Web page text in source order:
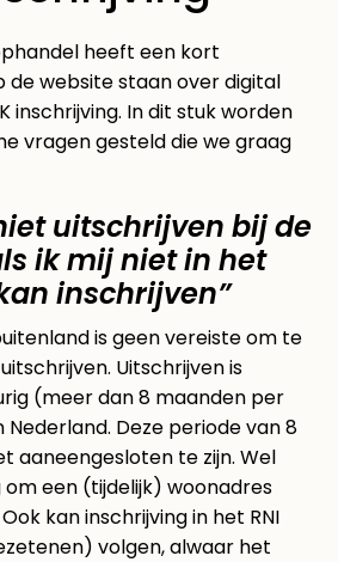
heeft een kort
website staan over digital
inschrijving. In dit stuk worden
vragen gesteld die we graag
uitschrijven bij de
ik mij niet in het
inschrijven”
is geen vereiste om te
Uitschrijven is
(meer dan 8 maanden per
Deze periode van 8
aaneengesloten te zijn. Wel
om een (tijdelijk) woonadres
kan inschrijving in het RNI
volgen, alwaar het